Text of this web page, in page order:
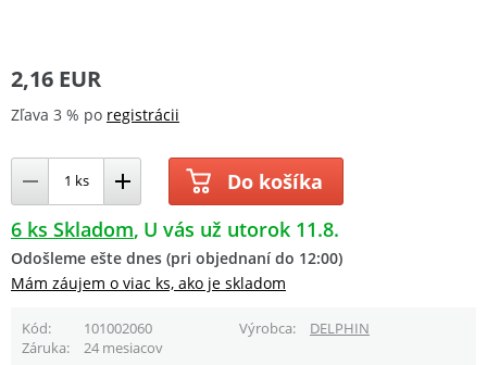
2,16 EUR
Zľava 3 % po registrácii
Do košíka
6 ks Skladom U vás už utorok 11.8.
Odošleme ešte dnes (pri objednaní do 12:00)
Mám záujem o viac ks, ako je skladom
Kód 101002060 Výrobca
DELPHIN
Záruka
24 mesiacov